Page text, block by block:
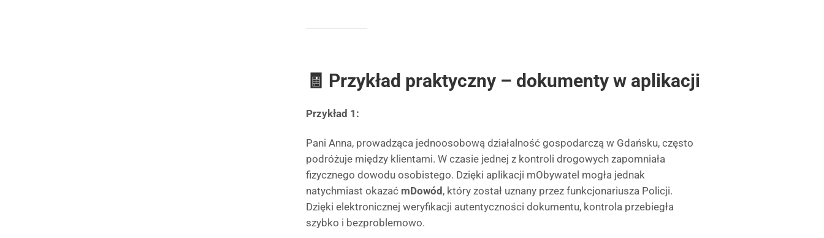
🧾 Przykład praktyczny – dokumenty w aplikacji
Przykład 1:
Pani Anna, prowadząca jednoosobową działalność gospodarczą w Gdańsku, często
podróżuje między klientami. W czasie jednej z kontroli drogowych zapomniała
fizycznego dowodu osobistego. Dzięki aplikacji mObywatel mogła jednak
natychmiast okazać mDowód , który został uznany przez funkcjonariusza Policji.
Dzięki elektronicznej weryfikacji autentyczności dokumentu, kontrola przebiegła
szybko i bezproblemowo.